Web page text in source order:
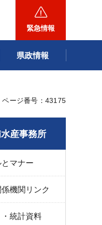
緊急情報
県政情報
ページ番号：43175
産事務所
マナー
機関リンク
統計資料